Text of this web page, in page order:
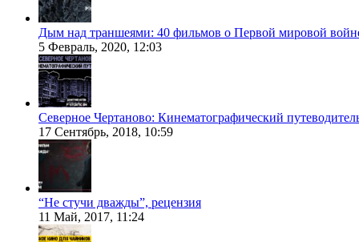
Дым над траншеями: 40 фильмов о Первой мировой
5 Февраль, 2020, 12:03
Северное Чертаново: Кинематографический
17 Сентябрь, 2018, 10:59
“Не стучи дважды”, рецензия
11 Май, 2017, 11:24